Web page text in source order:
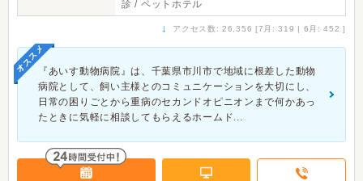
診 / ペットホテル
↓ アクセス数: 26,356 [7月: 319 | 6月: 452 ]
オススメ『あいす動物病院』は、千葉県市川市で地域に根差した動物
病院として、飼い主様とのコミュニケーションを大切にし、
日常の困りごとから重病のセカンドオピニオンまで何かあっ
たときに気軽に相談してもらえるホームド...